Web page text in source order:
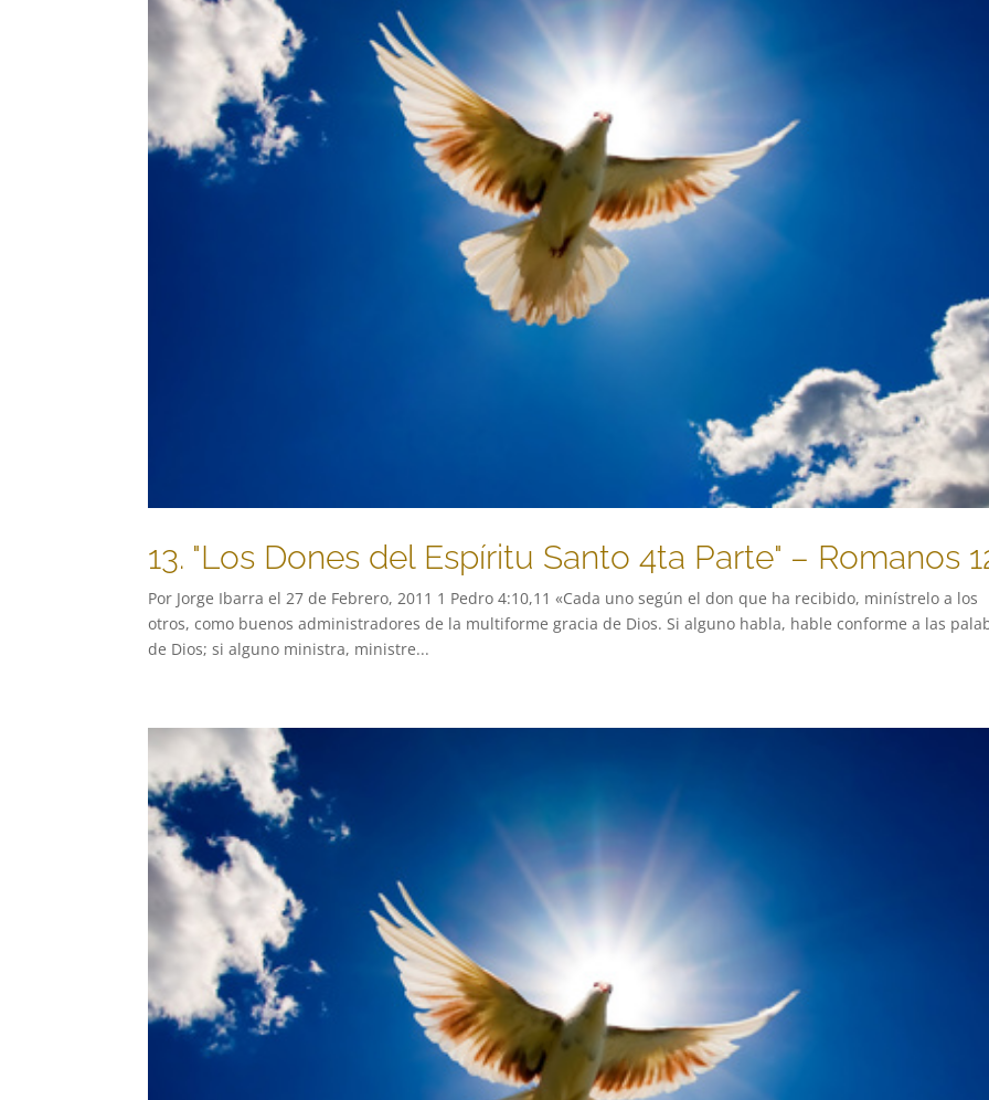
13. "Los Dones del Espíritu Santo 4ta Parte" – Romanos
Por Jorge Ibarra el 27 de Febrero, 2011 1 Pedro 4:10,11 «Cada uno según el don que ha recibido, minístrelo a los
otros, como buenos administradores de la multiforme gracia de Dios. Si alguno habla, hable conforme a las
de Dios; si alguno ministra, ministre...